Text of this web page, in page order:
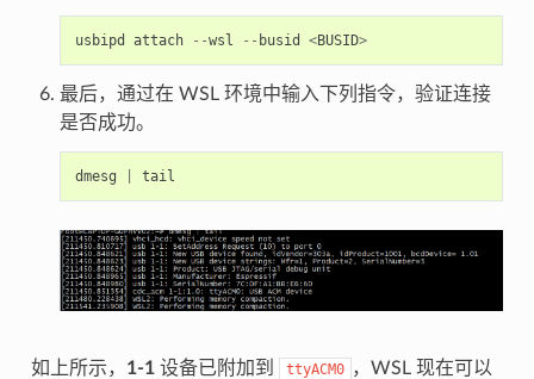
usbipd attach --wsl -- busid <BUSID>
最后，通过在 WSL 环境中输入下列指令，验证连接
是否成功。
dmesg tail
如上所示， 1-1设备已附加到 ttyACM0 ，WSL 现在可以